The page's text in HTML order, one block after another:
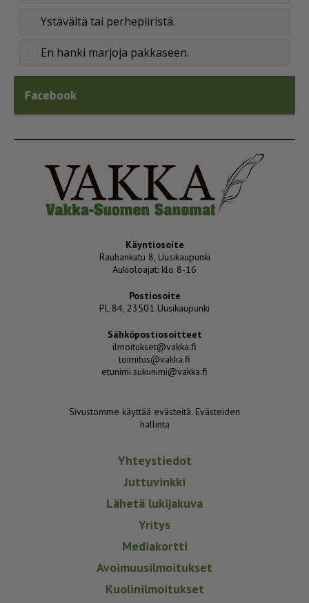
Ystävältä tai perhepiiristä.
En hanki marjoja pakkaseen.
Facebook
Käyntiosoite
Rauhankatu 8, Uusikaupunki
Aukioloajat: klo 8-16
Postiosoite
PL 84, 23501 Uusikaupunki
Sähköpostiosoitteet
ilmoitukset@vakka.fi
toimitus@vakka.fi
etunimi.sukunimi@vakka.fi
Sivustomme käyttää evästeitä. Evästeiden
hallinta
Yhteystiedot
Juttuvinkki
Lähetä lukijakuva
Yritys
Mediakortti
Avoimuusilmoitukset
Kuolinilmoitukset